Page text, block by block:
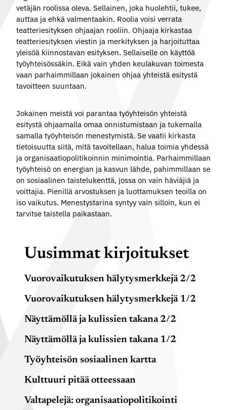
vetäjän roolissa oleva. Sellainen, joka huolehtii, tukee,
auttaa ja ehkä valmentaakin. Roolia voisi verrata
teatteriesityksen ohjaajan rooliin. Ohjaaja kirkastaa
teatteriesityksen viestin ja merkityksen ja harjoituttaa
yleisöä kiinnostavan esityksen. Sellaiselle on käyttöä
työyhteisössäkin. Eikä vain yhden keulakuvan toimesta
vaan parhaimmillaan jokainen ohjaa yhteistä esitystä
tavoitteen suuntaan.
Jokainen meistä voi parantaa työyhteisön yhteistä
esitystä ohjaamalla omaa onnistumistaan ja tukemalla
samalla työyhteisön menestymistä. Se vaatii kirkasta
tietoisuutta siitä, mitä tavoitellaan, halua toimia yhdessä
ja organisaatiopolitikoinnin minimointia. Parhaimmillaan
työyhteisö on energian ja kasvun lähde, pahimmillaan se
on sosiaalinen taistelukenttä, jossa on vain häviäjiä ja
voittajia. Pienillä arvostuksen ja luottamuksen teoilla on
iso vaikutus. Menestystarina syntyy vain silloin, kun ei
tarvitse taistella paikastaan.
Uusimmat kirjoitukset
Vuorovaikutuksen hälytysmerkkejä 2/2
Vuorovaikutuksen hälytysmerkkejä 1/2
Näyttämöllä ja kulissien takana 2/2
Näyttämöllä ja kulissien takana 1/2
Työyhteisön sosiaalinen kartta
Kulttuuri pitää otteessaan
Valtapelejä: organisaatiopolitikointi